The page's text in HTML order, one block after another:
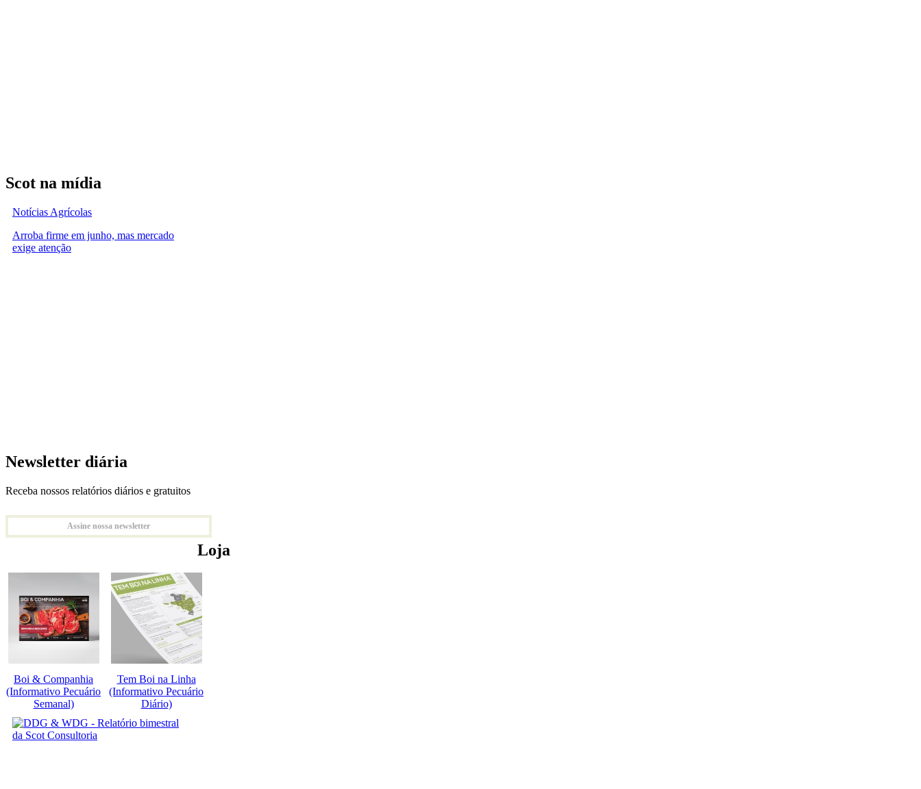
Scot na mídia
Notícias Agrícolas
Arroba firme em junho, mas mercado
exige atenção
Newsletter diária
Receba nossos relatórios diários e gratuitos
Assine nossa newsletter
Loja
Boi & Companhia
(Informativo Pecuário
Semanal)
Tem Boi na Linha
(Informativo Pecuário
Diário)